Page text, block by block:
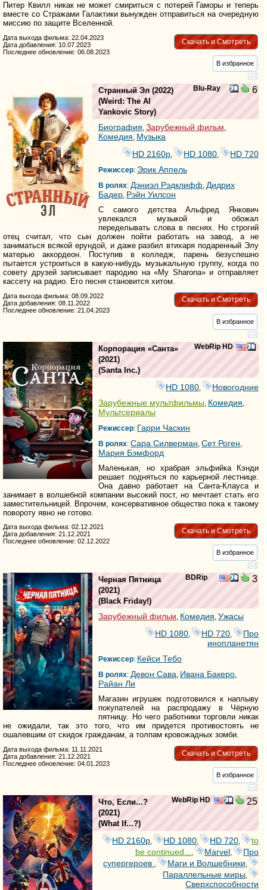
Питер Квилл никак не может смириться с потерей Гаморы и теперь
вместе со Стражами Галактики вынужден отправиться на очередную
миссию по защите Вселенной.
Скачать и Смотреть
Дата выхода фильма: 22.04.2023
Дата добавления: 10.07.2023
Последнее обновление: 06.08.2023
В избранное
Blu-Ray 6
Странный Эл (2022)
(Weird: The Al
Yankovic Story)
Биография, Зарубежный фильм,
Комедия, Музыка
HD 2160р
HD 1080 HD 720
Режиссер: Эрик Аппель
В ролях: Дэниэл Рэдклифф, Дидрих
Бадер, Рэйн Уилсон
С самого детства Альфред Янкович
увлекался музыкой и обожал
переделывать слова в песнях. Но строгий
отец считал, что сын должен пойти работать на завод, а не
заниматься всякой ерундой, и даже разбил втихаря подаренный Элу
матерью аккордеон. Поступив в колледж, парень безуспешно
пытается устроиться в какую-нибудь музыкальную группу, когда по
совету друзей записывает пародию на «My Sharona» и отправляет
кассету на радио. Его песня становится хитом.
Скачать и Смотреть
Дата выхода фильма: 08.09.2022
Дата добавления: 08.11.2022
Последнее обновление: 21.04.2023
В избранное
WebRip HD
Корпорация «Санта»
(2021)
(Santa Inc.)
HD 1080
Новогодние
Зарубежные мультфильмы Комедия
Мультсериалы
Режиссер: Гарри Часкин
В ролях: Сара Силверман Сет Роген
Мария Бэмфорд
Маленькая, но храбрая эльфийка Кэнди
решает подняться по карьерной лестнице.
Она давно работает на Санта-Клауса и
занимает в волшебной компании высокий пост, но мечтает стать его
заместительницей. Впрочем, консервативное общество пока к такому
повороту явно не готово.
Скачать и Смотреть
Дата выхода фильма: 02.12.2021
Дата добавления: 21.12.2021
Последнее обновление: 02.12.2022
В избранное
BDRip 3
Черная Пятница
(2021)
(Black Friday!)
Зарубежный фильм, Комедия, Ужасы
HD 1080, HD 720,
Про
инопланетян
Режиссер: Кейси Тебо
В ролях: Девон Сава, Ивана Бакеро,
Райан Ли
Магазин игрушек подготовился к наплыву
покупателей на распродажу в Чёрную
пятницу. Но чего работники торговли никак
не ожидали, так это того, что им придется противостоять не
ошалевшим от скидок гражданам, а толпам кровожадных зомби.
Скачать и Смотреть
Дата выхода фильма: 11.11.2021
Дата добавления: 21.12.2021
Последнее обновление: 04.01.2023
В избранное
WebRip HD 25
Что, Если...?
(2021)
(What If...?)
HD 2160р HD 1080 HD 720
to
be continued...
Marvel
Про
супергероев
Маги и Волшебники
Параллельные миры
Сверхспособности